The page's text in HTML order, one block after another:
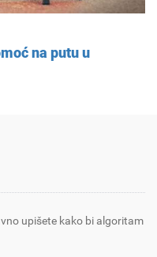
na putu u
upišete kako bi algoritam